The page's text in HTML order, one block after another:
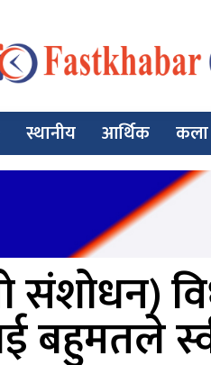
स्थानीय आर्थिक कला
संशोधन)
बहुमतले